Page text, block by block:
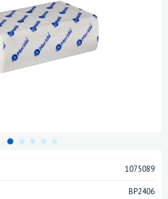
1075089
BP2406